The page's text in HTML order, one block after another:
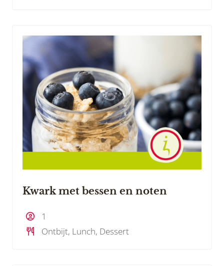
Kwark met bessen en noten
1
Ontbijt, Lunch, Dessert